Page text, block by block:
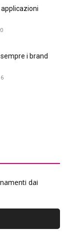
i brand
dai